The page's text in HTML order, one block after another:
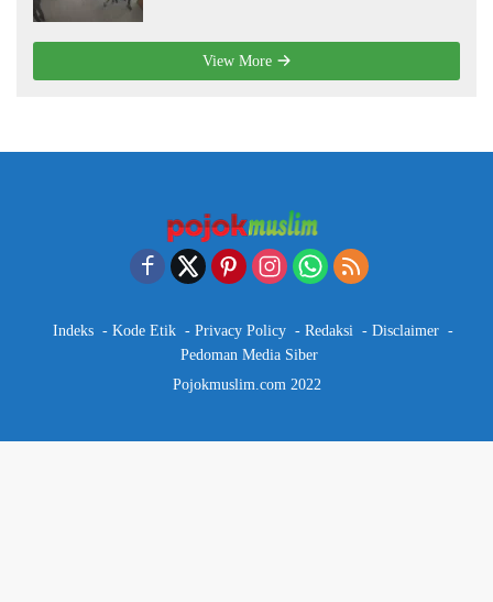
View More
Indeks Kode Etik Privacy Policy Redaksi
Disclaimer
Pedoman Media Siber
Pojokmuslim.com 2022